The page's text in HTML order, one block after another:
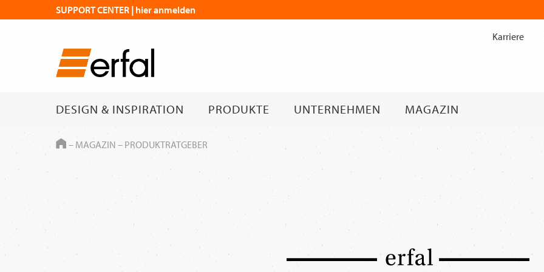
Inhalt
DESIGN & INSPIRATION PRODUKTE UNTERNEHMEN MAGAZIN
Karriere
SUPPORT CENTER | hier anmelden
HOME
– MAGAZIN – PRODUKTRATGEBER